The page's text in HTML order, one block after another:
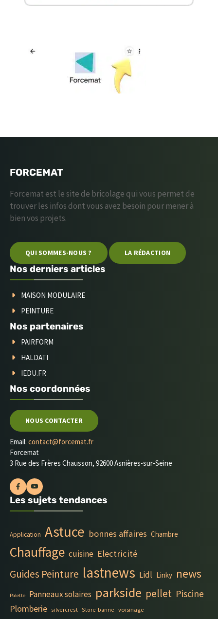
FORCEMAT
Forcemat est le site de bricolage qui vous permet de
trouver les infos dont vous avez besoin pour mener à
bien vos projets.
QUI SOMMES-NOUS ? LA RÉDACTION
Nos derniers articles
MAISON MODULAIRE
PEINTURE
Nos partenaires
PAIRFORM
HALDATI
IEDU.FR
Nos coordonnées
NOUS CONTACTER
Email: contact@forcemat.fr
Forcemat
3 Rue des Frères Chausson, 92600 Asnières-sur-Seine
Les sujets tendances
Application Astuce bonnes affaires Chambre
Chauffage cuisine Electricité
Guides Peinture lastnews Lidl Linky news
Palette Panneaux solaires parkside pellet Piscine
Plomberie silvercrest Store-banne voisinage